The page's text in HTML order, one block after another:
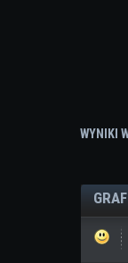
WYNIKI